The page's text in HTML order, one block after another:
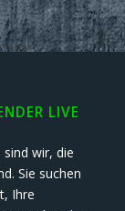
LIVE
wir, die
Sie suchen
Ihre